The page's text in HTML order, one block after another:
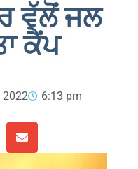
ਵੱਲੋਂ ਜਲ
ਕੈਂਪ
2022
6:13 pm